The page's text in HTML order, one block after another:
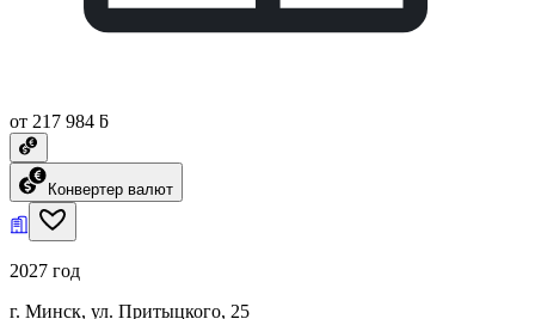
от 217 984 ƃ
Конвертер валют
2027 год
г. Минск, ул. Притыцкого, 25